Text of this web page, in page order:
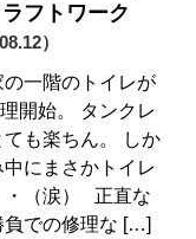
フトワーク
）
一階のトイレが
開始。 タンクレ
も楽ちん。 しか
にまさかトイレ
・（涙） 正直な
負での修理な […]